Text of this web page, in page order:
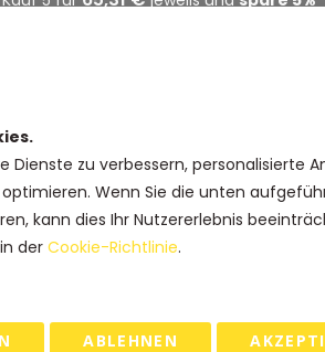
Dienste zu verbessern, personalisierte
Wenn Sie die unten
kann dies Ihr Nutzererlebnis
der Cookie-Richtlinie.
ABLEHNEN
IN DEN WARENKORB